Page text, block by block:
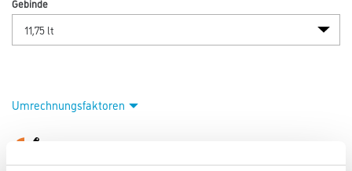
Gebinde
Umrechnungsfaktoren